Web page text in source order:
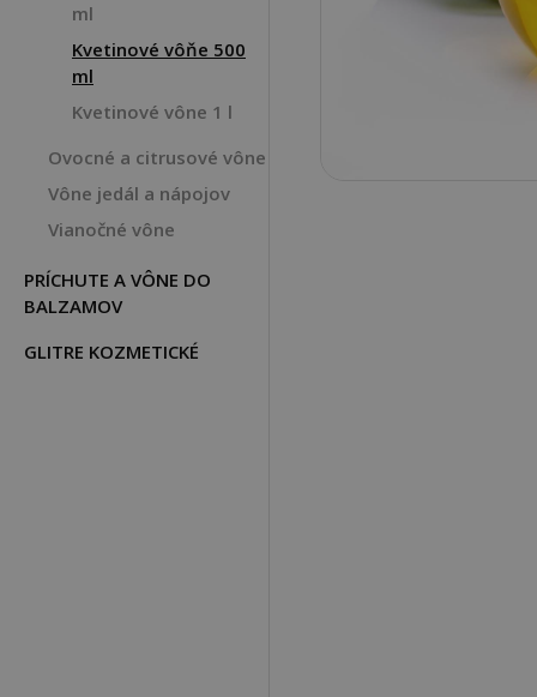
ml
Kvetinové vôňe 500
ml
Kvetinové vône 1 l
Ovocné a citrusové vône
Vône jedál a nápojov
Vianočné vône
PRÍCHUTE A VÔNE DO
BALZAMOV
GLITRE KOZMETICKÉ